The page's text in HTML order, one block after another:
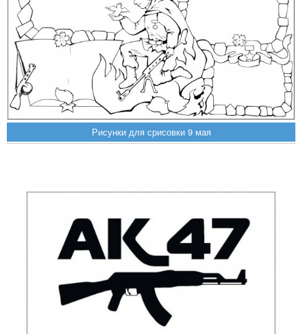
Рисунки для срисовки 9 мая